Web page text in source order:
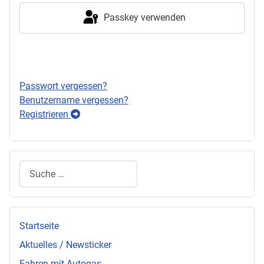
Passkey verwenden
Passwort vergessen?
Benutzername vergessen?
Registrieren
Startseite
Aktuelles / Newsticker